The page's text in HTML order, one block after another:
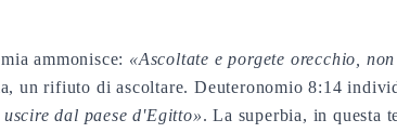
ammonisce: «Ascoltate e porgete orecchio,
rifiuto di ascoltare. Deuteronomio 8:14
dal paese d'Egitto». La superbia, in questa